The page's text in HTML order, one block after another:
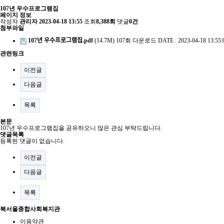
107년 우수프로그램집
페이지 정보
작성자 관리자 2023-04-18 13:55 조회 8,388회 댓글0건
첨부파일
107년 우수프로그램집.pdf(14.7M) 107회 다운로드 DATE : 2023-04-18
관련링크
이전글
다음글
목록
본문
107년 우수프로그램집을 공유하오니 많은 관심 부탁드립니다.
댓글목록
등록된 댓글이 없습니다.
이전글
다음글
목록
북서울종합사회복지관
이용약관